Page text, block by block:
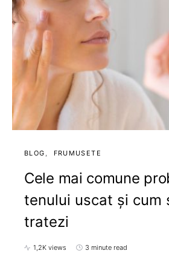
BLOG FRUMUSETE
Cele mai comune
tenului uscat și cum
tratezi
1,2K views 3 minute read